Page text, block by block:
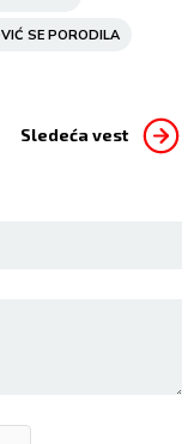
SE PORODILA
Sledeća vest